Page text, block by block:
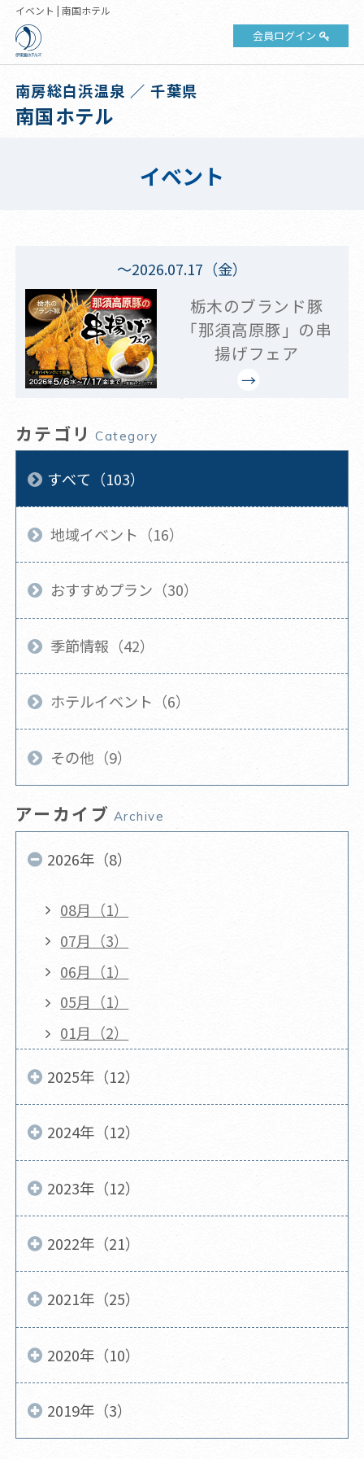
イベント | 南国ホテル
会員ログイン
南房総白浜温泉 ／ 千葉県
南国ホテル
イベント
～2026.07.17（金）
栃木のブランド豚
「那須高原豚」の串
揚げフェア
カテゴリ Category
すべて（103）
地域イベント（16）
おすすめプラン（30）
季節情報（42）
ホテルイベント（6）
その他（9）
アーカイブ Archive
2026年（8）
08月（1）
07月（3）
06月（1）
05月（1）
01月（2）
2025年（12）
2024年（12）
2023年（12）
2022年（21）
2021年（25）
2020年（10）
2019年（3）